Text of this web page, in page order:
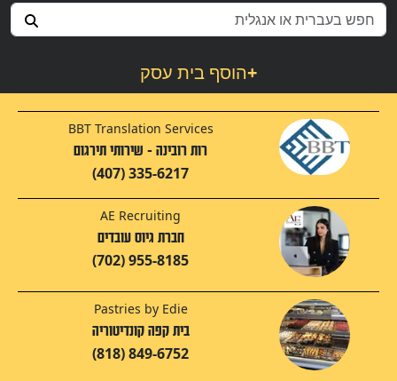
הוסף בית עסק+
BBT Translation Services
רות רובינה - שירותי תירגום
(407) 335-6217
AE Recruiting
חברת גיוס עובדים
(702) 955-8185
Pastries by Edie
בית קפה קונדיטוריה
(818) 849-6752